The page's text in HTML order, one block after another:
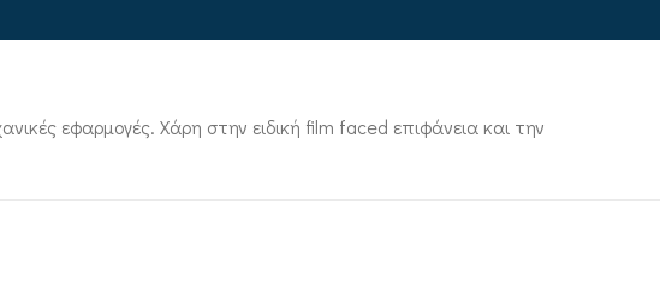
εφαρμογές. Χάρη στην ειδική film faced επιφάνεια και την